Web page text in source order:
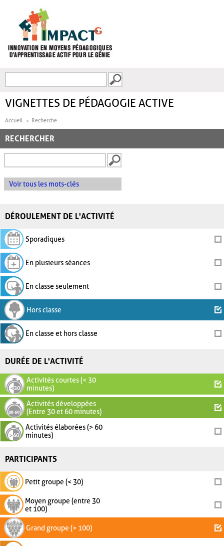
FORMULAIRE DE
VIGNETTES DE PÉDAGOGIE ACTIVE
Accueil Recherche
RECHERCHER
Voir tous les mots-clés
DÉROULEMENT DE L'ACTIVITÉ
Sporadiques
En plusieurs séances
En classe seulement
Hors classe
En classe et hors classe
DURÉE DE L'ACTIVITÉ
Activités courtes (< 30
minutes)
Activités développées
(Entre 30 et 60 minutes)
Activités élaborées (> 60
minutes)
PARTICIPANTS
Petit groupe (< 30)
Moyen groupe (entre 30
et 100)
Grand groupe (> 100)